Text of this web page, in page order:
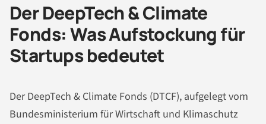
Der DeepTech & Climate
Fonds: Was Aufstockung für
Startups bedeutet
Der DeepTech & Climate Fonds (DTCF), aufgelegt vom
Bundesministerium für Wirtschaft und Klimaschutz